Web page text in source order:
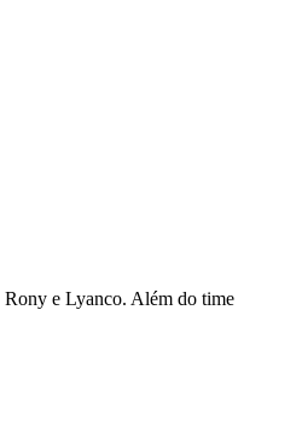
e Lyanco. Além do time